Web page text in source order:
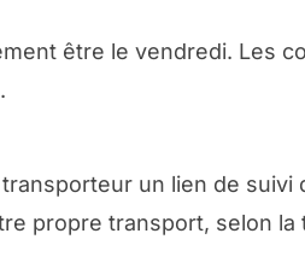
être le vendredi. Les
un lien de
propre transport, selon